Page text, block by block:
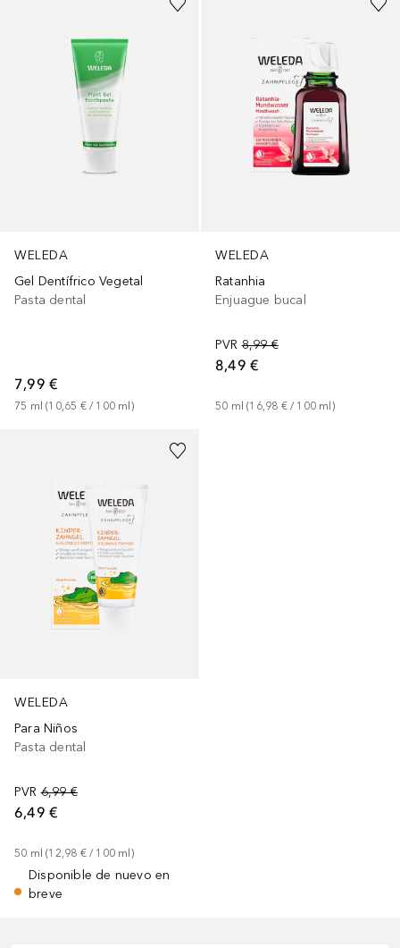
WELEDA
Gel Dentífrico Vegetal
Pasta dental
7,99 €
75 ml (10,65 € / 100 ml)
WELEDA
Ratanhia
Enjuague bucal
PVR 8,99 €
8,49 €
50 ml (16,98 € / 100 ml )
WELEDA
Para Niños
Pasta dental
PVR 6,99 €
6,49 €
50 ml (12,98 € / 100 ml )
Disponible de nuevo en
breve